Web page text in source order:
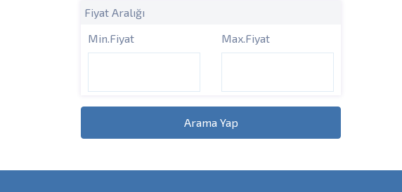
Fiyat Aralığı
Min.Fiyat
Max.Fiyat
Arama Yap